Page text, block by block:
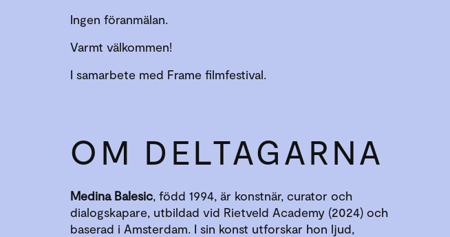
Ingen föranmälan.
Varmt välkommen!
I samarbete med Frame filmfestival.
OM DELTAGARNA
Medina Balesic, född 1994, är konstnär, curator och
dialogskapare, utbildad vid Rietveld Academy (2024) och
baserad i Amsterdam. I sin konst utforskar hon ljud,